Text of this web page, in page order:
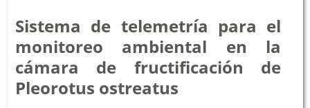
Sistema de telemetría para el
monitoreo ambiental en la
cámara de fructificación de
Pleorotus ostreatus